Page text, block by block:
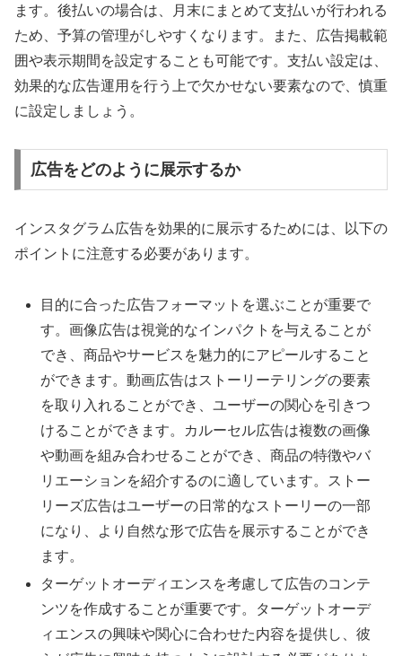
ます。後払いの場合は、月末にまとめて支払いが行われる
ため、予算の管理がしやすくなります。また、広告掲載範
囲や表示期間を設定することも可能です。支払い設定は、
効果的な広告運用を行う上で欠かせない要素なので、慎重
に設定しましょう。
広告をどのように展示するか
インスタグラム広告を効果的に展示するためには、以下の
ポイントに注意する必要があります。
目的に合った広告フォーマットを選ぶことが重要で
す。画像広告は視覚的なインパクトを与えることが
でき、商品やサービスを魅力的にアピールすること
ができます。動画広告はストーリーテリングの要素
を取り入れることができ、ユーザーの関心を引きつ
けることができます。カルーセル広告は複数の画像
や動画を組み合わせることができ、商品の特徴やバ
リエーションを紹介するのに適しています。ストー
リーズ広告はユーザーの日常的なストーリーの一部
になり、より自然な形で広告を展示することができ
ます。
ターゲットオーディエンスを考慮して広告のコンテ
ンツを作成することが重要です。ターゲットオーデ
ィエンスの興味や関心に合わせた内容を提供し、彼